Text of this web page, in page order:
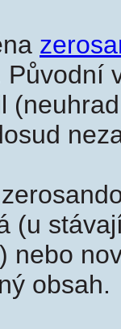
Původní
(u
nebo
obsah.